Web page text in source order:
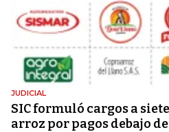
JUDICIAL
SIC formuló cargos a
arroz por pagos debajo